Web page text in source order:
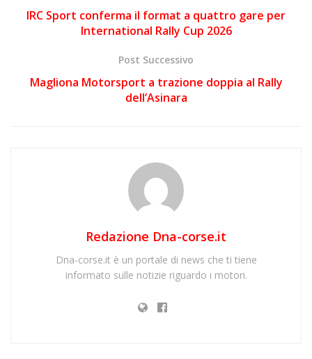
IRC Sport conferma il format a quattro gare per
International Rally Cup 2026
Post Successivo
Magliona Motorsport a trazione doppia al Rally
dell’Asinara
Redazione Dna-corse.it
Dna-corse.it è un portale di news che ti tiene
informato sulle notizie riguardo i motori.